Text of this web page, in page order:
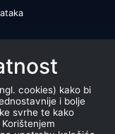
cookies) kako bi
i bolje
svrhe te kako